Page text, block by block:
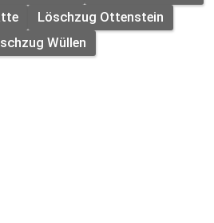
Löschzug Ottenstein
Wüllen